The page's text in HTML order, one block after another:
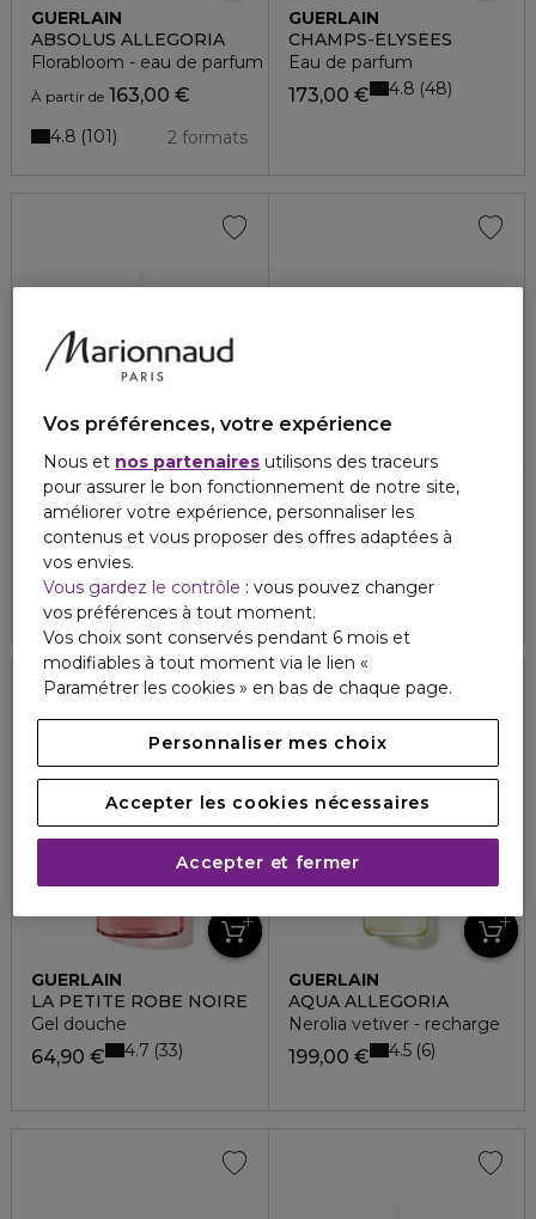
GUERLAIN
ABSOLUS ALLEGORIA
Florabloom - eau de parfum
À partir de 163,00 €
2 formats
4.8 101
GUERLAIN
CHAMPS-ÉLYSÉES
Eau de parfum
173,00 € 4.8 48
GUERLAIN
AQUA ALLEGORIA FORTE
Mandarine basilic - eau de parfum recharge
224,00 € 4.8 10
GUERLAIN
SHALIMAR
380,00 € 4.8 29
GUERLAIN
LA PETITE ROBE NOIRE
Gel douche
64,90 € 4.7 33
GUERLAIN
AQUA ALLEGORIA
Nerolia vetiver - recharge
199,00 € 4.5 6
Vos préférences, votre expérience
Nous et nos partenaires utilisons des traceurs
pour assurer le bon fonctionnement de notre site,
améliorer votre expérience, personnaliser les
contenus et vous proposer des offres adaptées à
vos envies.
Vous gardez le contrôle : vous pouvez changer
vos préférences à tout moment.
Vos choix sont conservés pendant 6 mois et
modifiables à tout moment via le lien «
Paramétrer les cookies » en bas de chaque page.
Personnaliser mes choix
Accepter les cookies nécessaires
Accepter et fermer